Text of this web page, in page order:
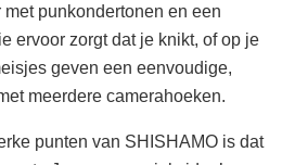
punkondertonen en een
ervoor zorgt dat je knikt, of op je
geven een eenvoudige,
meerdere camerahoeken.
punten van SHISHAMO is dat